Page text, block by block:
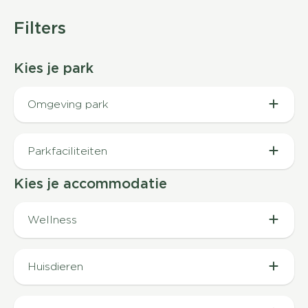
Filters
Kies je park
Omgeving park
Parkfaciliteiten
Vuurwerkvrij vakantiepark (37)
Animatie (64)
Binnenzwembad (60)
Buitenzwembad (40)
Gelegen aan de bosrand (50)
Kies je accommodatie
Wellness
Infrarood sauna (1)
Huisdieren